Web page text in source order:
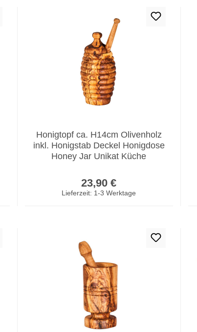
Honigtopf ca. H14cm Olivenholz
inkl. Honigstab Deckel Honigdose
Honey Jar Unikat Küche
23,90 €
Lieferzeit: 1-3 Werktage